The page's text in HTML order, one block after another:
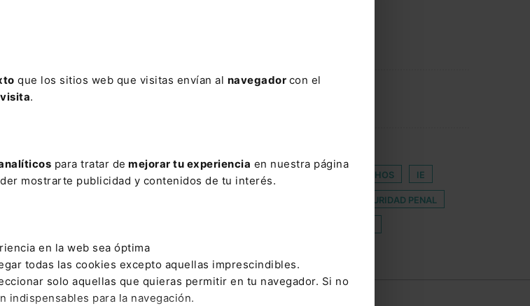
que los sitios web que visitas envían al navegador con el
.
para tratar de mejorar tu experiencia en nuestra página
mostrarte publicidad y contenidos de tu interés.
en la web sea óptima
todas las cookies excepto aquellas imprescindibles.
solo aquellas que quieras permitir en tu navegador. Si no
indispensables para la navegación.
DANOS EPI FE PÚBLICA NOTARIAL GAMERS GUÍA DE DERECHOS IE
MEDIDAS DE SEGURIDAD PENAL
SOCIEDAD COMANDITARIA